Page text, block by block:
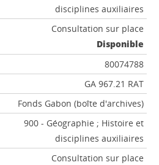
disciplines auxiliaires
Consultation sur place
Disponible
80074788
GA 967.21 RAT
Fonds Gabon (boîte d'archives)
900 - Géographie ; Histoire et
disciplines auxiliaires
Consultation sur place